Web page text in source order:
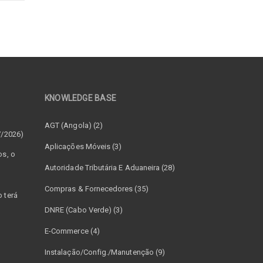
2026)
o
terá
KNOWLEDGE BASE
AGT (Angola) (2)
Aplicações Móveis (3)
Autoridade Tributária E Aduaneira (28)
Compras & Fornecedores (35)
DNRE (Cabo Verde) (3)
E-Commerce (4)
Instalação/Config./Manutenção (9)